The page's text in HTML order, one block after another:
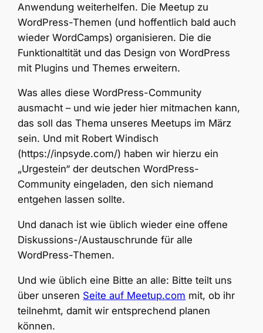
Anwendung weiterhelfen. Die Meetup zu
WordPress-Themen (und hoffentlich bald auch
wieder WordCamps) organisieren. Die die
Funktionaltität und das Design von WordPress
mit Plugins und Themes erweitern.
Was alles diese WordPress-Community
ausmacht – und wie jeder hier mitmachen kann,
das soll das Thema unseres Meetups im März
sein. Und mit Robert Windisch
(https://inpsyde.com/) haben wir hierzu ein
„Urgestein“ der deutschen WordPress-
Community eingeladen, den sich niemand
entgehen lassen sollte.
Und danach ist wie üblich wieder eine offene
Diskussions-/Austauschrunde für alle
WordPress-Themen.
Und wie üblich eine Bitte an alle: Bitte teilt uns
über unseren Seite auf Meetup.com mit, ob ihr
teilnehmt, damit wir entsprechend planen
können.